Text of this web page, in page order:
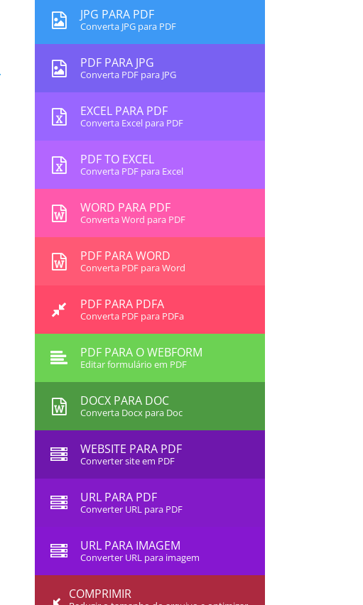
JPG PARA PDF
Converta JPG para PDF
PDF PARA JPG
Converta PDF para JPG
EXCEL PARA PDF
Converta Excel para PDF
PDF TO EXCEL
Converta PDF para Excel
WORD PARA PDF
Converta Word para PDF
PDF PARA WORD
Converta PDF para Word
PDF PARA PDFA
Converta PDF para PDFa
PDF PARA O WEBFORM
Editar formulário em PDF
DOCX PARA DOC
Converta Docx para Doc
WEBSITE PARA PDF
Converter site em PDF
URL PARA PDF
Converter URL para PDF
URL PARA IMAGEM
Converter URL para imagem
COMPRIMIR